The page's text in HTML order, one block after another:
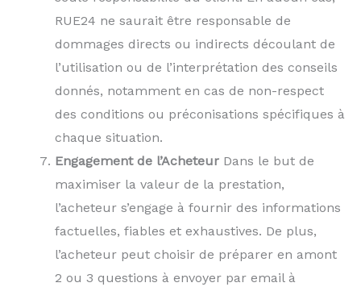
RUE24 ne saurait être responsable de
dommages directs ou indirects découlant de
l’utilisation ou de l’interprétation des conseils
donnés, notamment en cas de non-respect
des conditions ou préconisations spécifiques à
chaque situation.
Engagement de l’Acheteur Dans le but de
maximiser la valeur de la prestation,
l’acheteur s’engage à fournir des informations
factuelles, fiables et exhaustives. De plus,
l’acheteur peut choisir de préparer en amont
2 ou 3 questions à envoyer par email à